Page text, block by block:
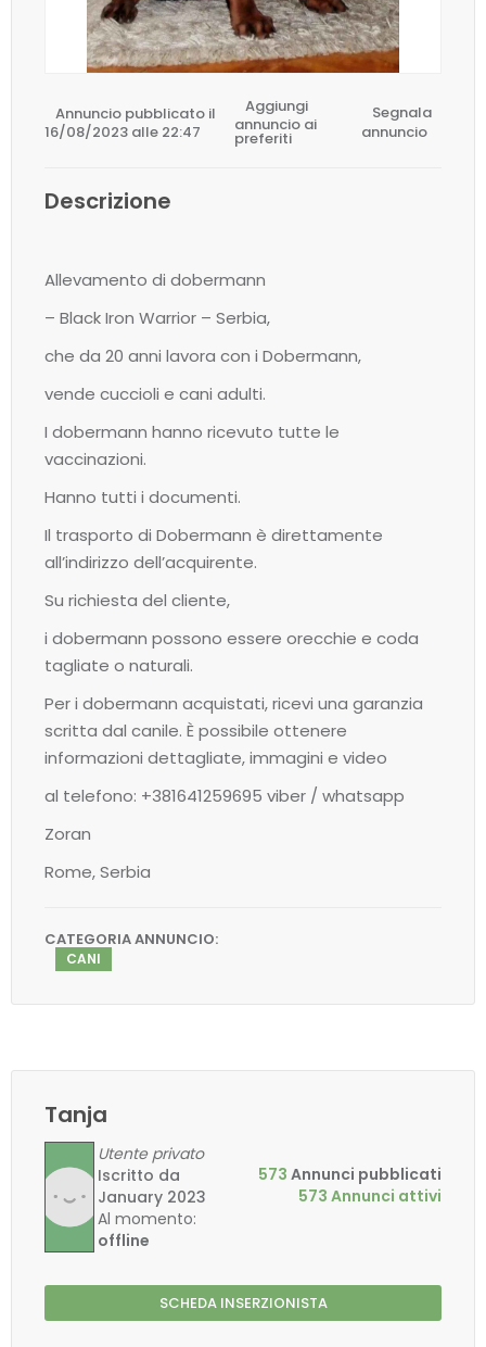
Annuncio pubblicato il
16/08/2023 alle 22:47
Aggiungi
annuncio ai
preferiti
Segnala
annuncio
Descrizione
Allevamento di dobermann
– Black Iron Warrior – Serbia,
che da 20 anni lavora con i Dobermann,
vende cuccioli e cani adulti.
I dobermann hanno ricevuto tutte le
vaccinazioni.
Hanno tutti i documenti.
Il trasporto di Dobermann è direttamente
all’indirizzo dell’acquirente.
Su richiesta del cliente,
i dobermann possono essere orecchie e coda
tagliate o naturali.
Per i dobermann acquistati, ricevi una garanzia
scritta dal canile. È possibile ottenere
informazioni dettagliate, immagini e video
al telefono: +381641259695 viber / whatsapp
Zoran
Rome, Serbia
CATEGORIA ANNUNCIO:
CANI
Tanja
Utente privato
Iscritto da
January 2023
Al momento:
offline
573 Annunci pubblicati
573 Annunci attivi
SCHEDA INSERZIONISTA